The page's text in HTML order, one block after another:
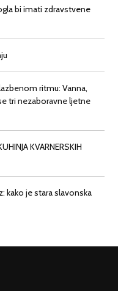
bi imati zdravstvene
ritmu: Vanna,
tri nezaboravne ljetne
KVARNERSKIH
kako je stara slavonska